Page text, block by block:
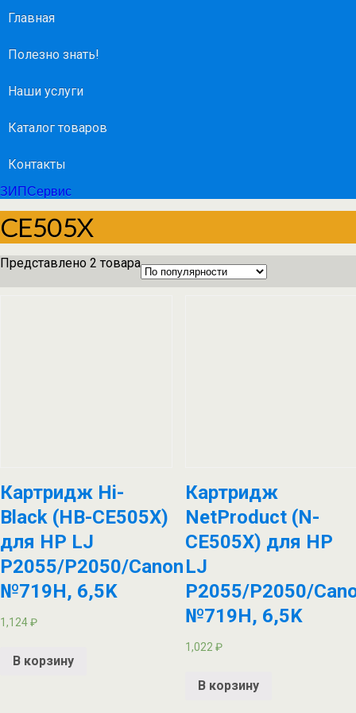
Главная
Полезно знать!
Наши услуги
Каталог товаров
Контакты
ЗИПСервис
CE505X
Представлено 2 товара
Картридж Hi-
Black (HB-CE505X)
для HP LJ
P2055/P2050/Canon
№719H, 6,5K
1,124₽
В корзину
Картридж
NetProduct (N-
CE505X) для HP
LJ
P2055/P2050/
№719H, 6,5K
1,022 ₽
В корзину